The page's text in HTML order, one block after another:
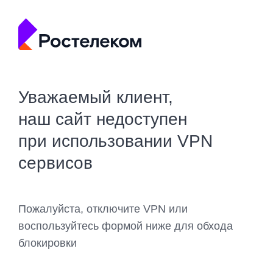
Уважаемый клиент,
наш сайт недоступен
при использовании VPN
сервисов
Пожалуйста, отключите VPN или
воспользуйтесь формой ниже для обхода
блокировки